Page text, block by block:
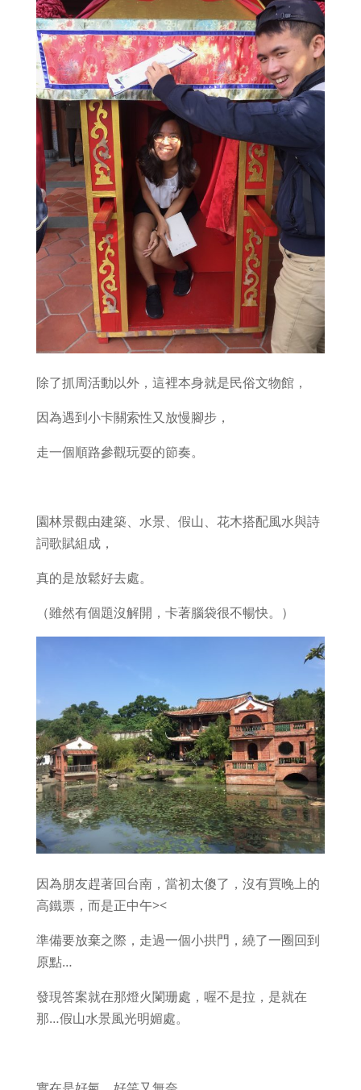
除了抓周活動以外，這裡本身就是民俗文物館，
因為遇到小卡關索性又放慢腳步，
走一個順路參觀玩耍的節奏。
園林景觀由建築、水景、假山、花木搭配風水與詩
詞歌賦組成，
真的是放鬆好去處。
（雖然有個題沒解開，卡著腦袋很不暢快。）
因為朋友趕著回台南，當初太傻了，沒有買晚上的
高鐵票，而是正中午><
準備要放棄之際，走過一個小拱門，繞了一圈回到
原點…
發現答案就在那燈火闌珊處，喔不是拉，是就在
那…假山水景風光明媚處。